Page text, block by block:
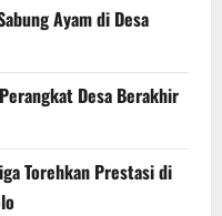
Ayam di Desa
Desa Berakhir
Torehkan Prestasi di